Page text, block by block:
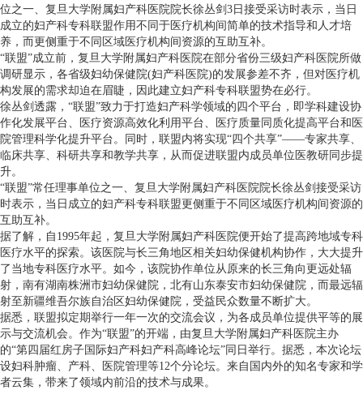
位之一、复旦大学附属妇产科医院院长徐丛剑3日接受采访时表示，当日
成立的妇产科专科联盟作用不同于医疗机构间简单的技术指导和人才培
养，而更侧重于不同区域医疗机构间资源的互助互补。
“联盟”成立前，复旦大学附属妇产科医院在部分省份三级妇产科医院所做
调研显示，各省级妇幼保健院(妇产科医院)的发展参差不齐，但对医疗机
构发展的需求却迫在眉睫，因此建立妇产科专科联盟势在必行。
徐丛剑透露，“联盟”致力于打造妇产科学领域的四个平台，即学科建设协
作化发展平台、医疗资源高效化利用平台、医疗质量同质化提高平台和医
院管理科学化提升平台。同时，联盟内将实现“四个共享”——专家共享、
临床共享、科研共享和教学共享，从而促进联盟内成员单位医教研同步提
升。
“联盟”常任理事单位之一、复旦大学附属妇产科医院院长徐丛剑接受采访
时表示，当日成立的妇产科专科联盟更侧重于不同区域医疗机构间资源的
互助互补。
据了解，自1995年起，复旦大学附属妇产科医院便开始了提高跨地域专科
医疗水平的探索。该医院与长三角地区相关妇幼保健机构协作，大大提升
了当地专科医疗水平。如今，该院协作单位从原来的长三角向更远处辐
射，南有湖南株洲市妇幼保健院，北有山东泰安市妇幼保健院，而最远辐
射至新疆维吾尔族自治区妇幼保健院，受益民众数量不断扩大。
据悉，联盟拟定期举行一年一次的交流会议，为各成员单位提供平等的展
示与交流机会。作为“联盟”的开端，由复旦大学附属妇产科医院主办
的“第四届红房子国际妇产科妇产科高峰论坛”同日举行。据悉，本次论坛
设妇科肿瘤、产科、医院管理等12个分论坛。来自国内外的知名专家和学
者云集，带来了领域内前沿的技术与成果。